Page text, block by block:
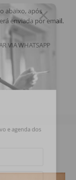
abaixo, após
enviada por email.
VIA WHATSAPP
e agenda dos